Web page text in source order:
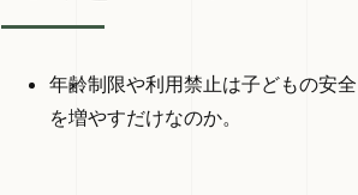
年齢制限や利用禁止は子どもの安
を増やすだけなのか。